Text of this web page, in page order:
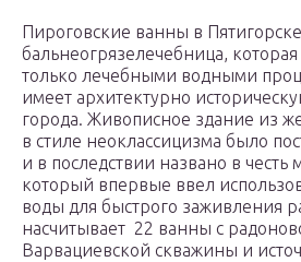
Пироговские ванны в
бальнеогрязелечебница,
только лечебными водными
имеет архитектурно
города. Живописное здание из
в стиле неоклассицизма было
и в последствии названо в честь
который впервые ввел
воды для быстрого заживления
насчитывает 22 ванны с
Варвациевской скважины и